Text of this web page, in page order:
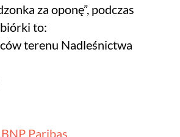
za oponę”, podczas
to:
terenu Nadleśnictwa
Paribas.